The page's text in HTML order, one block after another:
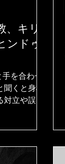
、キリ
ンドゥ
を合わせ
くと身構
立や誤っ
う。 だ
信仰を